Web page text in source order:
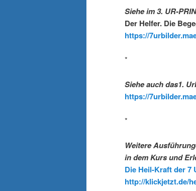
Siehe im3. UR-
Der Helfer. Die
https://
*
Siehe auch das1.
https://
*
Weitere
in dem Kurs und
Die Heil-Kraft der 7
http://klickjetzt.de/